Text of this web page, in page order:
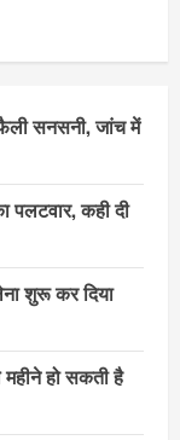
सनसनी, जांच में
पलटवार, कही दी
शुरू कर दिया
हो सकती है